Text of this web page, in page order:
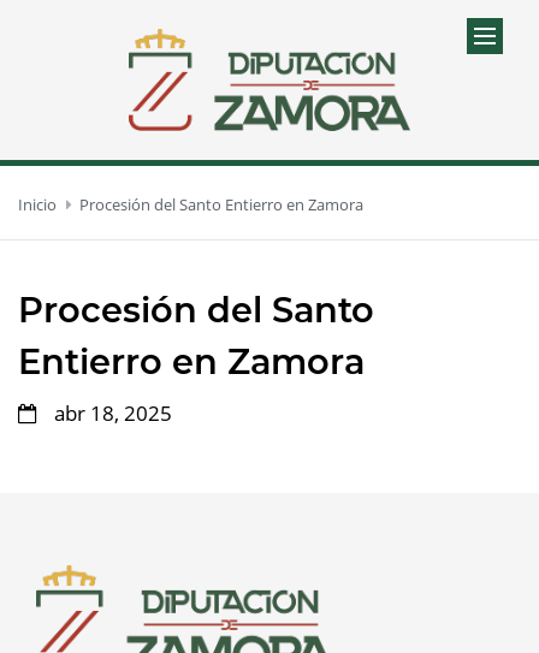
Inicio Procesión del Santo Entierro en Zamora
Procesión del Santo
Entierro en Zamora
abr 18, 2025